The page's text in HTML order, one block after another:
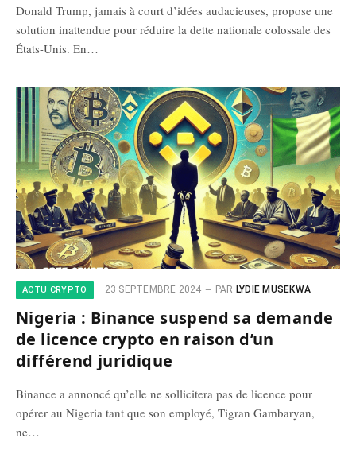
Donald Trump, jamais à court d’idées audacieuses, propose une
solution inattendue pour réduire la dette nationale colossale des
États-Unis. En…
ACTU CRYPTO 23 SEPTEMBRE 2024 PAR LYDIE MUSEKWA
Nigeria : Binance suspend sa demande
de licence crypto en raison d’un
différend juridique
Binance a annoncé qu’elle ne sollicitera pas de licence pour
opérer au Nigeria tant que son employé, Tigran Gambaryan,
ne…